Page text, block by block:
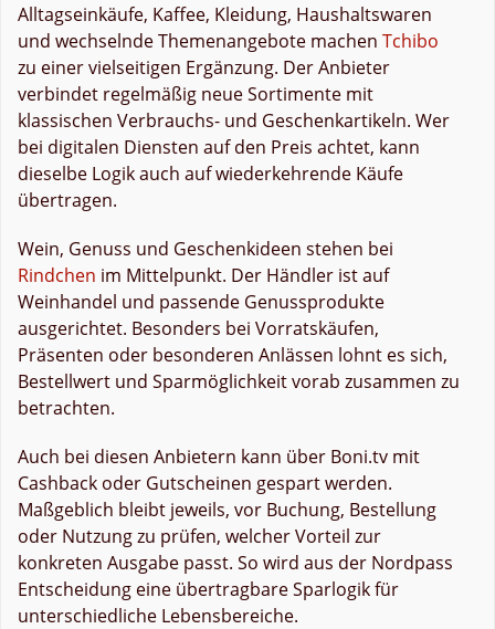
Alltagseinkäufe, Kaffee, Kleidung, Haushaltswaren
und wechselnde Themenangebote machen Tchibo
zu einer vielseitigen Ergänzung. Der Anbieter
verbindet regelmäßig neue Sortimente mit
klassischen Verbrauchs- und Geschenkartikeln. Wer
bei digitalen Diensten auf den Preis achtet, kann
dieselbe Logik auch auf wiederkehrende Käufe
übertragen.
Wein, Genuss und Geschenkideen stehen bei
Rindchen im Mittelpunkt. Der Händler ist auf
Weinhandel und passende Genussprodukte
ausgerichtet. Besonders bei Vorratskäufen,
Präsenten oder besonderen Anlässen lohnt es sich,
Bestellwert und Sparmöglichkeit vorab zusammen zu
betrachten.
Auch bei diesen Anbietern kann über Boni.tv mit
Cashback oder Gutscheinen gespart werden.
Maßgeblich bleibt jeweils, vor Buchung, Bestellung
oder Nutzung zu prüfen, welcher Vorteil zur
konkreten Ausgabe passt. So wird aus der Nordpass
Entscheidung eine übertragbare Sparlogik für
unterschiedliche Lebensbereiche.